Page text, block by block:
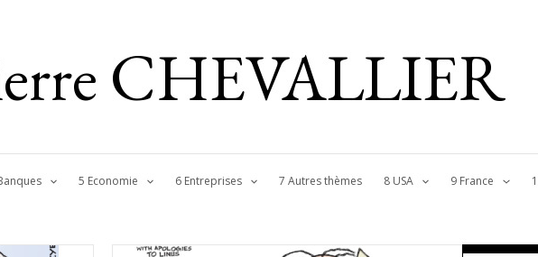
CHEVALLIER
5 Economie 6 Entreprises 7 Autres thèmes 8 USA 9 France